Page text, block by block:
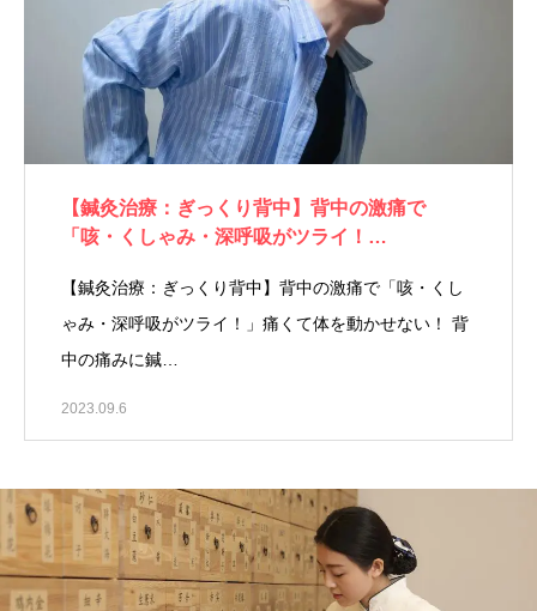
【鍼灸治療：ぎっくり背中】背中の激痛で
「咳・くしゃみ・深呼吸がツライ！…
【鍼灸治療：ぎっくり背中】背中の激痛で「咳・くし
ゃみ・深呼吸がツライ！」痛くて体を動かせない！ 背
中の痛みに鍼…
2023.09.6